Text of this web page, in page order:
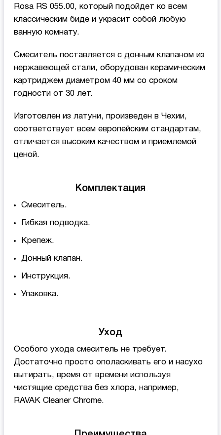
Rosa RS 055.00, который подойдет ко всем
классическим биде и украсит собой любую
ванную комнату.
Смеситель поставляется с донным клапаном из
нержавеющей стали, оборудован керамическим
картриджем диаметром 40 мм со сроком
годности от 30 лет.
Изготовлен из латуни, произведен в Чехии,
соответствует всем европейским стандартам,
отличается высоким качеством и приемлемой
ценой.
Комплектация
Смеситель.
Гибкая подводка.
Крепеж.
Донный клапан.
Инструкция.
Упаковка.
Уход
Особого ухода смеситель не требует.
Достаточно просто ополаскивать его и насухо
вытирать, время от времени используя
чистящие средства без хлора, например,
RAVAK Cleaner Chrome.